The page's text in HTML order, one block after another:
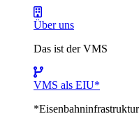
Über uns
Das ist der VMS
VMS als EIU*